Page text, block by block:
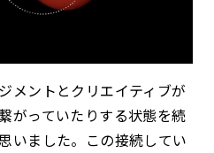
メントとクリエイティブが
がっていたりする状態を続
いました。この接続してい